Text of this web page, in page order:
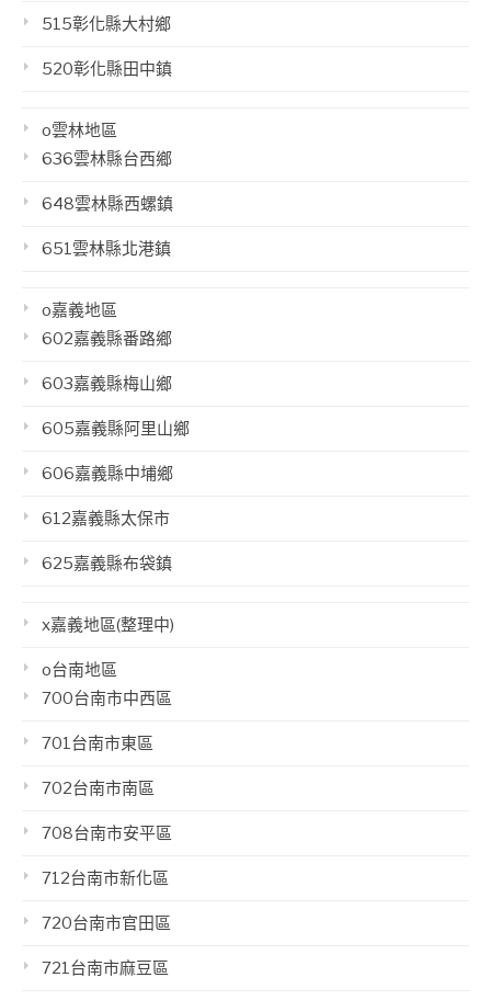
515彰化縣大村鄉
520彰化縣田中鎮
o雲林地區
636雲林縣台西鄉
648雲林縣西螺鎮
651雲林縣北港鎮
o嘉義地區
602嘉義縣番路鄉
603嘉義縣梅山鄉
605嘉義縣阿里山鄉
606嘉義縣中埔鄉
612嘉義縣太保市
625嘉義縣布袋鎮
x嘉義地區(整理中)
o台南地區
700台南市中西區
701台南市東區
702台南市南區
708台南市安平區
712台南市新化區
720台南市官田區
721台南市麻豆區